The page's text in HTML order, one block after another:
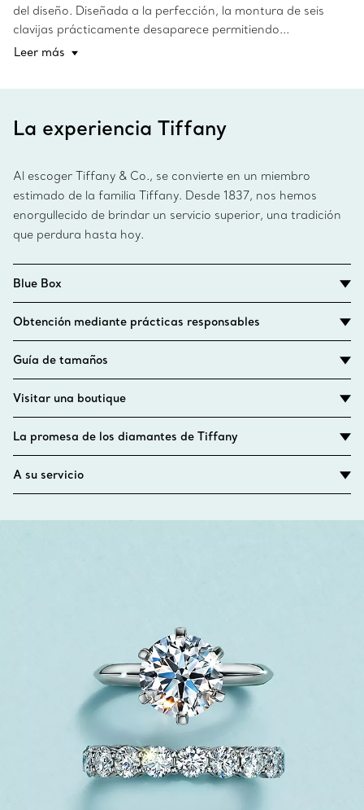
del diseño. Diseñada a la perfección, la montura de seis
clavijas prácticamente desaparece permitiendo...
Leer más
La experiencia Tiffany
Al escoger Tiffany & Co., se convierte en un miembro
estimado de la familia Tiffany. Desde 1837, nos hemos
enorgullecido de brindar un servicio superior, una tradición
que perdura hasta hoy.
Blue Box
Obtención mediante prácticas responsables
Guía de tamaños
Visitar una boutique
La promesa de los diamantes de Tiffany
A su servicio